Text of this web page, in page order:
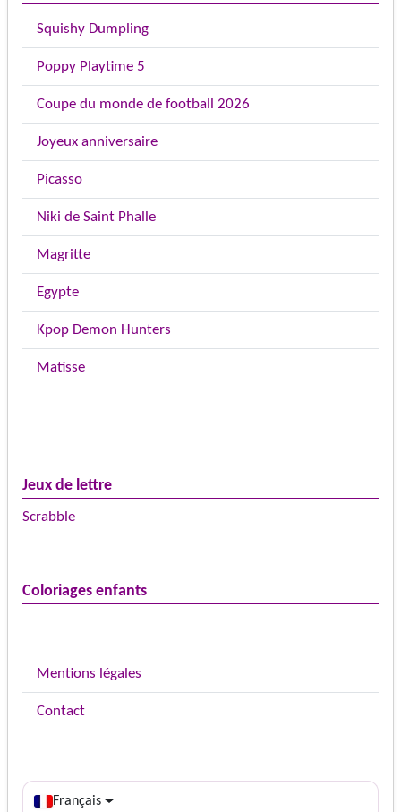
Squishy Dumpling
Poppy Playtime 5
Coupe du monde de football 2026
Joyeux anniversaire
Picasso
Niki de Saint Phalle
Magritte
Egypte
Kpop Demon Hunters
Matisse
Jeux de lettre
Scrabble
Coloriages enfants
Mentions légales
Contact
Français